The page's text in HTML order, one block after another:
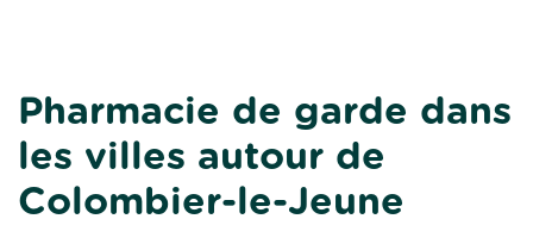
Pharmacie de garde dans
les villes autour de
Colombier-le-Jeune